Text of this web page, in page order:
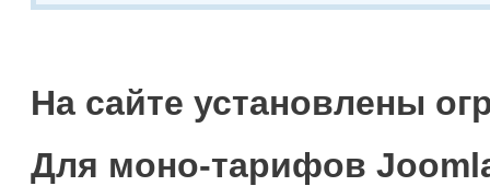
На сайте установлены
Для моно-тарифов